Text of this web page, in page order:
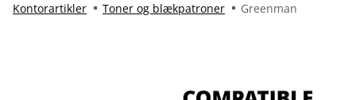
Kontorartikler Toner og blækpatroner Greenman